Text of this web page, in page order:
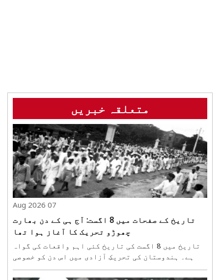
متعلقہ خبریں
07 Aug 2026
تاریخ کے صفحات میں 8 اگست: آج ہی کے دن بھارت
چھوڑو تحریک کا آغاز ہوا تھا
تاریخ میں 8 اگست کی تاریخ کئی اہم واقعات کی گواہ
ہے۔ ہندوستان کی تحریکِ آزادی میں اس دن کو خصوصی
اہمیت حاصل ہے، کیونکہ 8 اگست 1942 کو مہاتما